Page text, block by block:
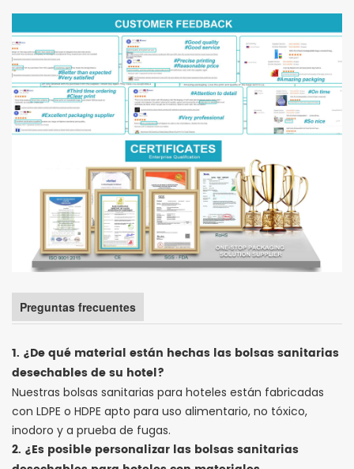
Preguntas frecuentes
1. ¿De qué material están hechas las bolsas sanitarias
desechables de su hotel?
Nuestras bolsas sanitarias para hoteles están fabricadas
con LDPE o HDPE apto para uso alimentario, no tóxico,
inodoro y a prueba de fugas.
2. ¿Es posible personalizar las bolsas sanitarias